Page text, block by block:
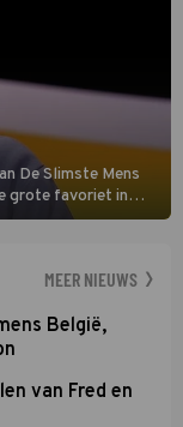
De Slimste Mens
grote favoriet in
want komiek
MEER NIEUWS
België,
van Fred en